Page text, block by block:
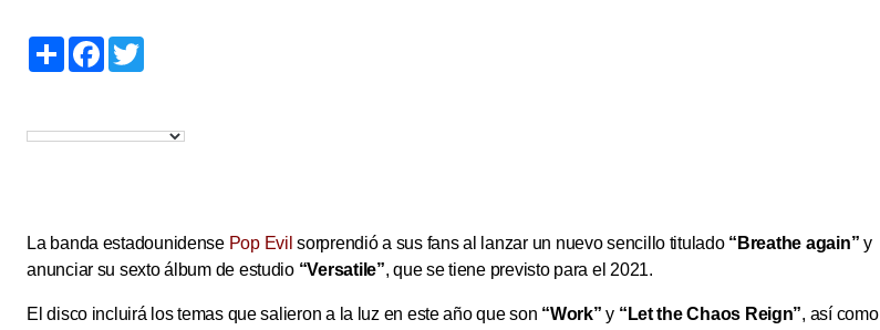
S
h
F
a
o e
La banda estadounidense Pop Evil sorprendió a sus fans al lanzar un nuevo sencillo titulado“Breathe again” y
anunciar su sexto álbum de estudio “Versatile”, que se tiene previsto para el 2021.
El disco incluirá los temas que salieron a la luz en este año que son “Work” y “Let the Chaos Reign”, así como